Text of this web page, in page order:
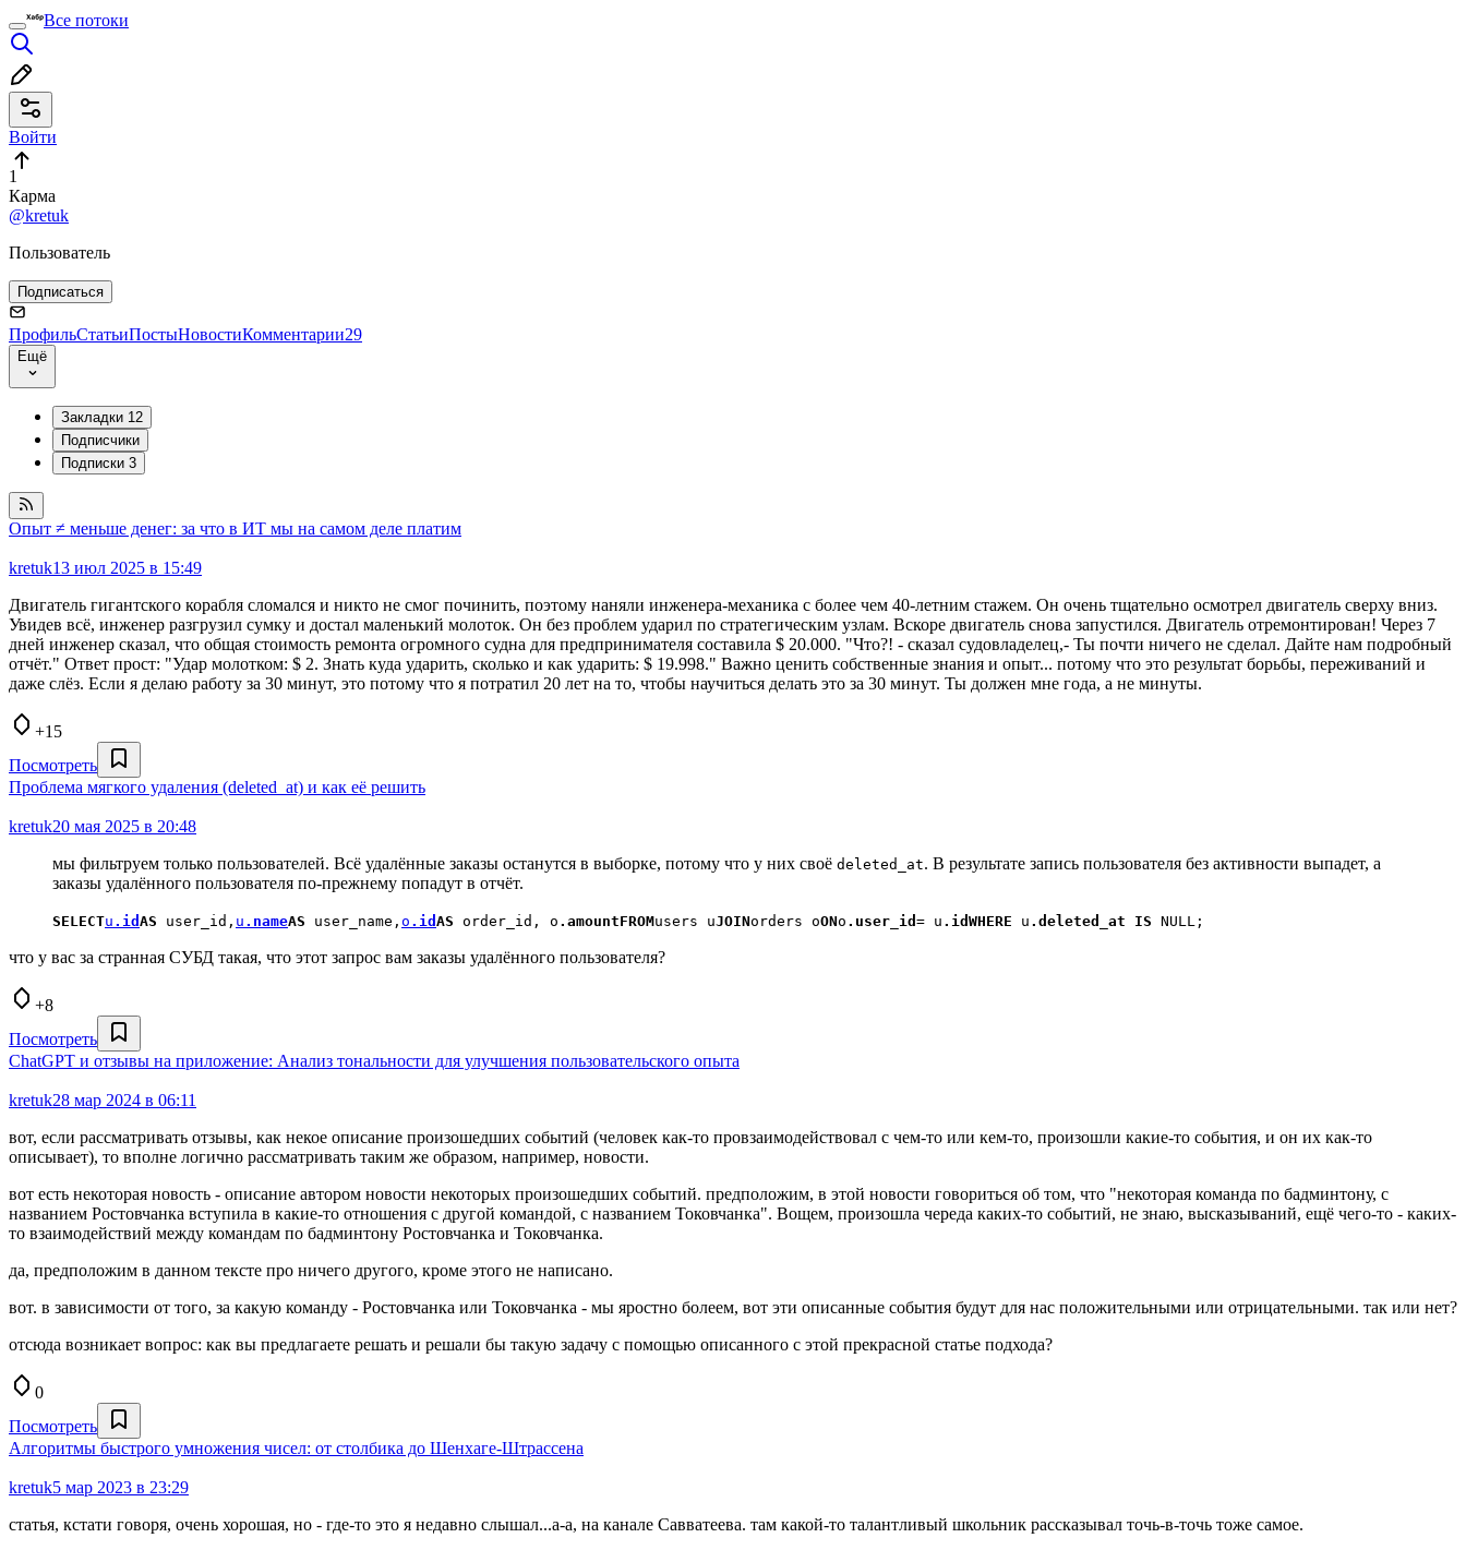
Все потоки
Войти
1
Карма
@kretuk
Пользователь
Подписаться
ПрофильСтатьиПостыНовостиКомментарии29
Ещё
Закладки 12
Подписчики
Подписки 3
Опыт ≠ меньше денег: за что в ИТ мы на самом деле платим
kretuk13 июл 2025 в 15:49
Двигатель гигантского корабля сломался и никто не смог починить, поэтому наняли инженера-механика с более чем 40-летним стажем. Он очень тщательно осмотрел двигатель сверху вниз.
Увидев всё, инженер разгрузил сумку и достал маленький молоток. Он без проблем ударил по стратегическим узлам. Вскоре двигатель снова запустился. Двигатель отремонтирован! Через 7
дней инженер сказал, что общая стоимость ремонта огромного судна для предпринимателя составила $ 20.000. "Что?! - сказал судовладелец,- Ты почти ничего не сделал. Дайте нам подробный
отчёт." Ответ прост: "Удар молотком: $ 2. Знать куда ударить, сколько и как ударить: $ 19.998." Важно ценить собственные знания и опыт... потому что это результат борьбы, переживаний и
даже слёз. Если я делаю работу за 30 минут, это потому что я потратил 20 лет на то, чтобы научиться делать это за 30 минут. Ты должен мне года, а не минуты.
+15
Посмотреть
Проблема мягкого удаления (deleted_at) и как её решить
kretuk20 мая 2025 в 20:48
мы фильтруем только пользователей. Всё удалённые заказы останутся в выборке, потому что у них своё deleted_at. В результате запись пользователя без активности выпадет, а
заказы удалённого пользователя по-прежнему попадут в отчёт.
SELECTu .id AS user_id, u .nameAS user_name, o .id AS order_id, o .amountFROMusers uJOINorders oONo .user_id = u .idWHERE u .deleted_at IS NULL;
что у вас за странная СУБД такая, что этот запрос вам заказы удалённого пользователя?
+8
Посмотреть
ChatGPT и отзывы на приложение: Анализ тональности для улучшения пользовательского опыта
kretuk28 мар 2024 в 06:11
вот, если рассматривать отзывы, как некое описание произошедших событий (человек как-то провзаимодействовал с чем-то или кем-то, произошли какие-то события, и он их как-то
описывает), то вполне логично рассматривать таким же образом, например, новости.
вот есть некоторая новость - описание автором новости некоторых произошедших событий. предположим, в этой новости говориться об том, что "некоторая команда по бадминтону, с
названием Ростовчанка вступила в какие-то отношения с другой командой, с названием Токовчанка". Вощем, произошла череда каких-то событий, не знаю, высказываний, ещё чего-то - каких-
то взаимодействий между командам по бадминтону Ростовчанка и Токовчанка.
да, предположим в данном тексте про ничего другого, кроме этого не написано.
вот. в зависимости от того, за какую команду - Ростовчанка или Токовчанка - мы яростно болеем, вот эти описанные события будут для нас положительными или отрицательными. так или нет?
отсюда возникает вопрос: как вы предлагаете решать и решали бы такую задачу с помощью описанного с этой прекрасной статье подхода?
0
Посмотреть
Алгоритмы быстрого умножения чисел: от столбика до Шенхаге-Штрассена
kretuk5 мар 2023 в 23:29
статья, кстати говоря, очень хорошая, но - где-то это я недавно слышал...а-а, на канале Савватеева. там какой-то талантливый школьник рассказывал точь-в-точь тоже самое.